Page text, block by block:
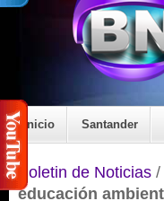
Inicio Santander
Boletin de Noticias /
educación